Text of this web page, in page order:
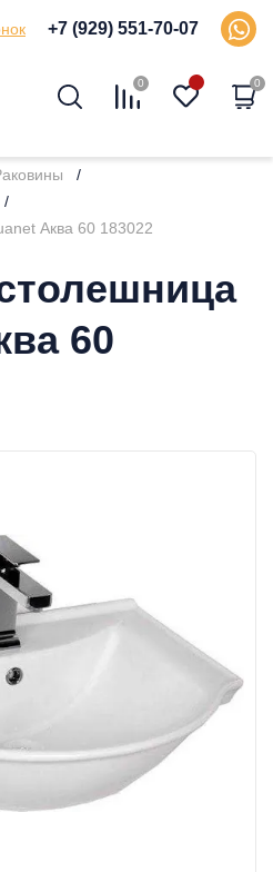
+7 (929) 551-70-07
0 0
Аква 60 183022
60